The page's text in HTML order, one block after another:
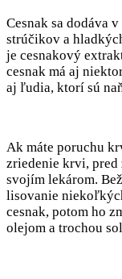
Cesnak sa dodáva
strúčikov a
je cesnakový
cesnak má aj
aj ľudia, ktorí sú
Ak máte poruchu
zriedenie krvi, pred
svojím lekárom.
lisovanie
cesnak, potom ho
olejom a trochou